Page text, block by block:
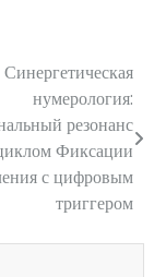
Синергетическая
нумерология:
резонанс
Фиксации
с цифровым
триггером